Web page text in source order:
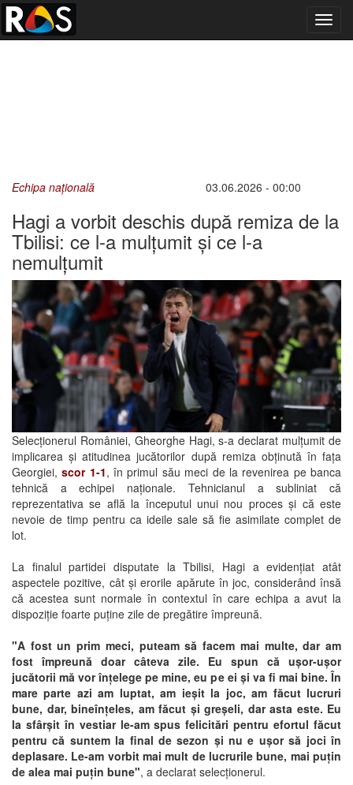
Echipa națională 03.06.2026 - 00:00
Hagi a vorbit deschis după remiza de la
Tbilisi: ce l-a mulțumit și ce l-a
nemulțumit
Selecționerul României, Gheorghe Hagi, s-a declarat mulțumit de
implicarea și atitudinea jucătorilor după remiza obținută în fața
Georgiei,scor 1-1, în primul său meci de la revenirea pe banca
tehnică a echipei naționale. Tehnicianul a subliniat că
reprezentativa se află la începutul unui nou proces și că este
nevoie de timp pentru ca ideile sale să fie asimilate complet de
lot.
La finalul partidei disputate la Tbilisi, Hagi a evidențiat atât
aspectele pozitive, cât și erorile apărute în joc, considerând însă
că acestea sunt normale în contextul în care echipa a avut la
dispoziție foarte puține zile de pregătire împreună.
"A fost un prim meci, puteam să facem mai multe, dar am
fost împreună doar câteva zile. Eu spun că ușor-ușor
jucătorii mă vor înțelege pe mine, eu pe ei și va fi mai bine. În
mare parte azi am luptat, am ieșit la joc, am făcut lucruri
bune, dar, bineînțeles, am făcut și greșeli, dar asta este. Eu
la sfârșit în vestiar le-am spus felicitări pentru efortul făcut
pentru că suntem la final de sezon și nu e ușor să joci în
deplasare. Le-am vorbit mai mult de lucrurile bune, mai puțin
de alea mai puțin bune", a declarat selecționerul.